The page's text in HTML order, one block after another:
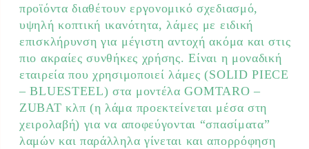
προϊόντα διαθέτουν εργονομικό σχεδιασμό,
υψηλή κοπτική ικανότητα, λάμες με ειδική
επισκλήρυνση για μέγιστη αντοχή ακόμα και στις
πιο ακραίες συνθήκες χρήσης. Είναι η μοναδική
εταιρεία που χρησιμοποιεί λάμες (SOLID PΙΕCE
– BLUESTEEL) στα μοντέλα GOMTARO –
ZUBAT κλπ (η λάμα προεκτείνεται μέσα στη
χειρολαβή) για να αποφεύγονται “σπασίματα”
λαμών και παράλληλα γίνεται και απορρόφηση